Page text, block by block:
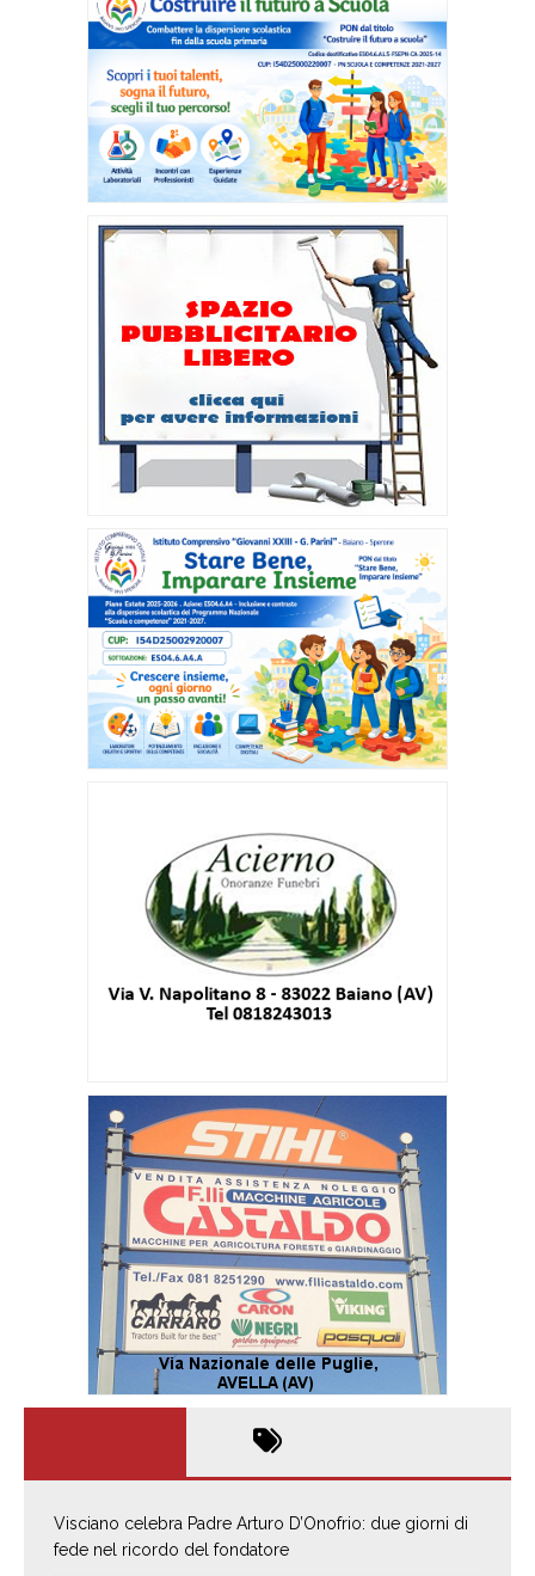
Visciano celebra Padre Arturo D’Onofrio: due giorni di
fede nel ricordo del fondatore